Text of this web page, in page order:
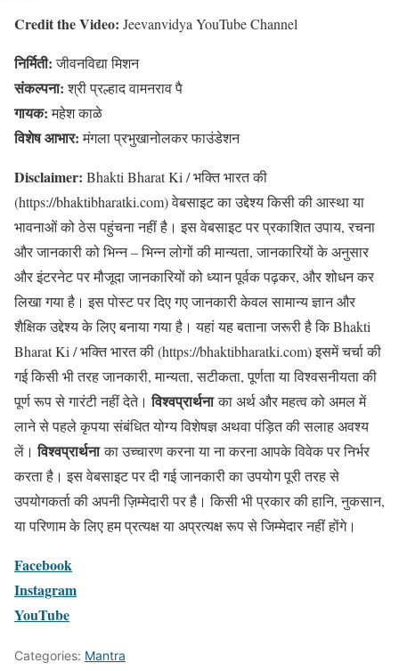
Credit the Video: Jeevanvidya YouTube Channel
निर्मिती:जीवनविद्या मिशन
संकल्पना:श्री प्रल्हाद वामनराव पै
गायक:महेश काळे
विशेष आभार:मंगला प्रभुखानोलकर फाउंडेशन
Disclaimer: Bhakti Bharat Ki / भक्ति भारत की
(https://bhaktibharatki.com) वेबसाइट का उद्देश्य किसी की आस्था या
भावनाओं को ठेस पहुंचना नहीं है। इस वेबसाइट पर प्रकाशित उपाय, रचना
और जानकारी को भिन्न – भिन्न लोगों की मान्यता, जानकारियों के अनुसार
और इंटरनेट पर मौजूदा जानकारियों को ध्यान पूर्वक पढ़कर, और शोधन कर
लिखा गया है। इस पोस्ट पर दिए गए जानकारी केवल सामान्य ज्ञान और
शैक्षिक उद्देश्य के लिए बनाया गया है। यहां यह बताना जरूरी है कि Bhakti
Bharat Ki / भक्ति भारत की (https://bhaktibharatki.com) इसमें चर्चा की
गई किसी भी तरह जानकारी, मान्यता, सटीकता, पूर्णता या विश्वसनीयता की
पूर्ण रूप से गारंटी नहीं देते।विश्वप्रार्थनाका अर्थ और महत्व को अमल में
लाने से पहले कृपया संबंधित योग्य विशेषज्ञ अथवा पंड़ित की सलाह अवश्य
लें।विश्वप्रार्थना का उच्चारण करना या ना करना आपके विवेक पर निर्भर
करता है। इस वेबसाइट पर दी गई जानकारी का उपयोग पूरी तरह से
उपयोगकर्ता की अपनी ज़िम्मेदारी पर है। किसी भी प्रकार की हानि, नुकसान,
या परिणाम के लिए हम प्रत्यक्ष या अप्रत्यक्ष रूप से जिम्मेदार नहीं होंगे।
Facebook
Instagram
YouTube
Categories: Mantra